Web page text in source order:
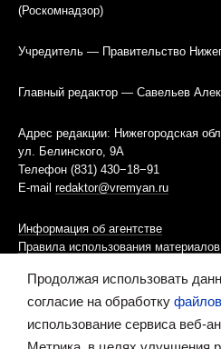
(Роскомнадзор)
Учредитель — Правительство
Главный редактор — Савельев
Адрес редакции: Нижегородская
ул. Белинского, 9А
Телефон (831) 430−18−91
E-mail redaktor@vremyan.ru
Информация об агентстве
Правила использования материалов
Информационная политика
Ресурс содержит материалы 16+
Продолжая использовать
согласие на обработку
использование сервиса веб-